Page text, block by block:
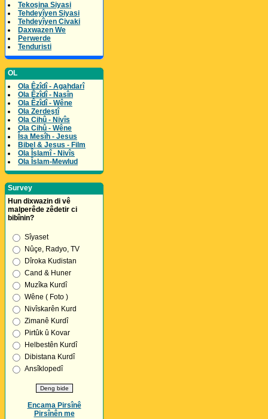
Tekoşina Siyasi
Tehdeyîyen Siyasi
Tehdeyîyen Civaki
Daxwazen We
Perwerde
Tenduristi
OL
Ola Êzîdî - Agahdarî
Ola Êzîdî - Nasîn
Ola Êzîdî - Wêne
Ola Zerdeştî
Ola Cihû - Nivîs
Ola Cihû - Wêne
Îsa Mesîh - Jesus
Bibel & Jesus - Film
Ola Îslamî - Nivîs
Ola Îslam-Mewlud
Survey
Hun dixwazin di vê
malperêde zêdetir ci
bibînin?
Sîyaset
Nûçe, Radyo, TV
Dîroka Kudistan
Cand & Huner
Muzîka Kurdî
Wêne ( Foto )
Nivîskarên Kurd
Zimanê Kurdî
Pirtûk û Kovar
Helbestên Kurdî
Dibistana Kurdî
Ansîklopedî
Encama Pirsînê
Pirsînên me